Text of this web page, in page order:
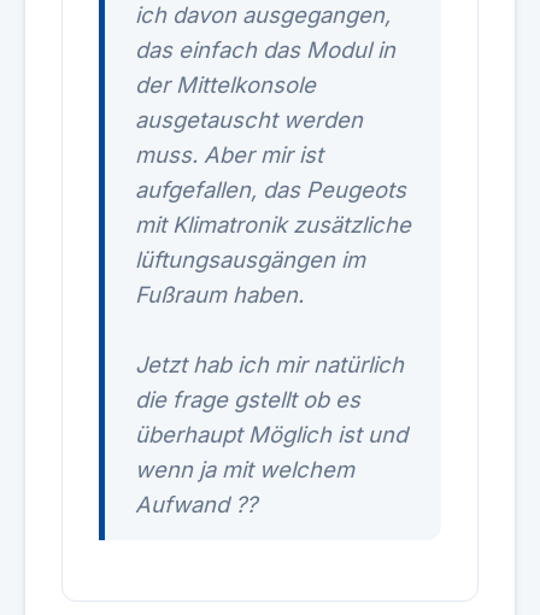
ich davon ausgegangen,
das einfach das Modul in
der Mittelkonsole
ausgetauscht werden
muss. Aber mir ist
aufgefallen, das Peugeots
mit Klimatronik zusätzliche
lüftungsausgängen im
Fußraum haben.
Jetzt hab ich mir natürlich
die frage gstellt ob es
überhaupt Möglich ist und
wenn ja mit welchem
Aufwand ??